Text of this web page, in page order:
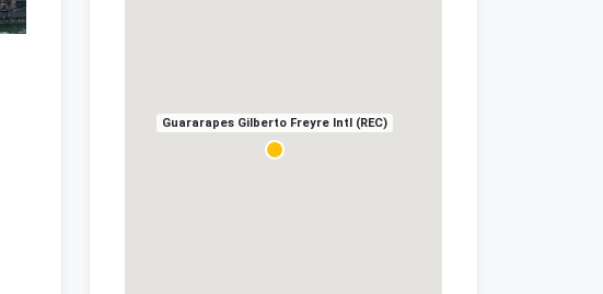
Guararapes Gilberto Freyre Intl (REC)